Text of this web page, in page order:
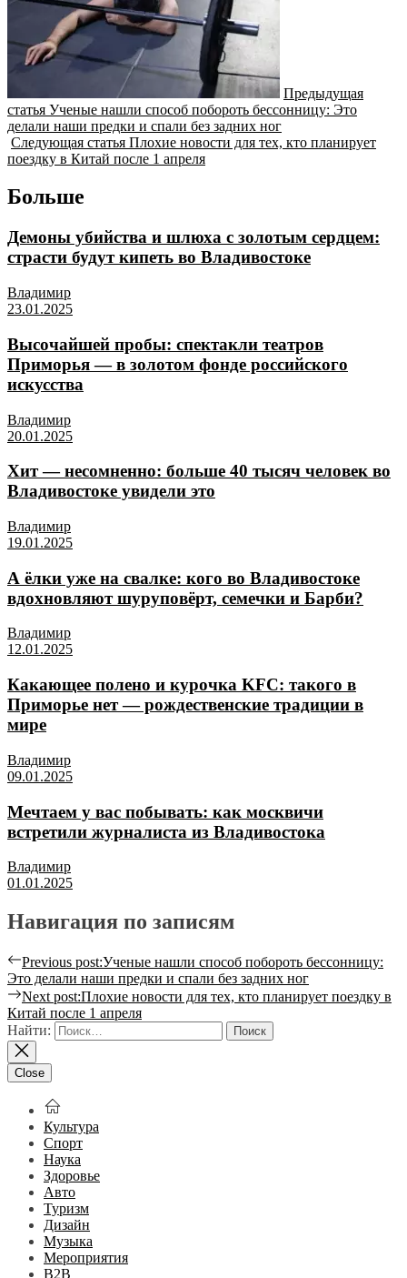
Предыдущая
статья Ученые нашли способ побороть бессонницу: Это
делали наши предки и спали без задних ног
Следующая статья Плохие новости для тех, кто планирует
поездку в Китай после 1 апреля
Больше
Демоны убийства и шлюха с золотым сердцем:
страсти будут кипеть во Владивостоке
Владимир
23.01.2025
Высочайшей пробы: спектакли театров
Приморья — в золотом фонде российского
искусства
Владимир
20.01.2025
Хит — несомненно: больше 40 тысяч человек во
Владивостоке увидели это
Владимир
19.01.2025
А ёлки уже на свалке: кого во Владивостоке
вдохновляют шуруповёрт, семечки и Барби?
Владимир
12.01.2025
Какающее полено и курочка KFC: такого в
Приморье нет — рождественские традиции в
мире
Владимир
09.01.2025
Мечтаем у вас побывать: как москвичи
встретили журналиста из Владивостока
Владимир
01.01.2025
Навигация по записям
Previous post:Ученые нашли способ побороть бессонницу:
Это делали наши предки и спали без задних ног
Next post:Плохие новости для тех, кто планирует поездку в
Китай после 1 апреля
Найти:
Close
Культура
Спорт
Наука
Здоровье
Авто
Туризм
Дизайн
Музыка
Мероприятия
B2B